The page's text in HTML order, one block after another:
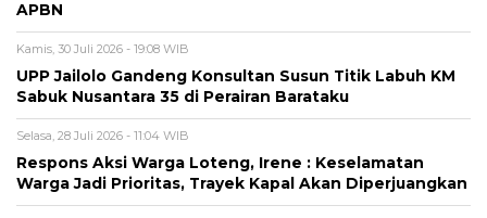
APBN
Kamis, 30 Juli 2026 - 19:08 WIB
UPP Jailolo Gandeng Konsultan Susun Titik Labuh KM
Sabuk Nusantara 35 di Perairan Barataku
Selasa, 28 Juli 2026 - 11:04 WIB
Respons Aksi Warga Loteng, Irene : Keselamatan
Warga Jadi Prioritas, Trayek Kapal Akan Diperjuangkan